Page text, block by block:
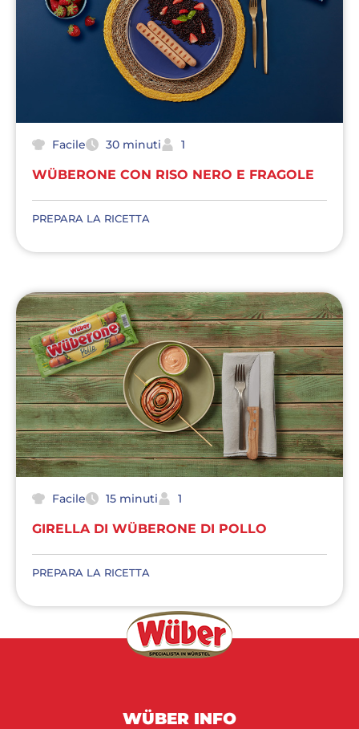
Facile 30 minuti 1
WÜBERONE CON RISO NERO E FRAGOLE
PREPARA LA RICETTA
Facile 15 minuti 1
GIRELLA DI WÜBERONE DI POLLO
PREPARA LA RICETTA
WÜBER INFO